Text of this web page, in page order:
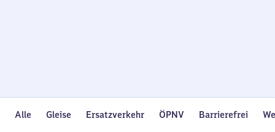
Alle Gleise Ersatzverkehr ÖPNV Barrierefrei